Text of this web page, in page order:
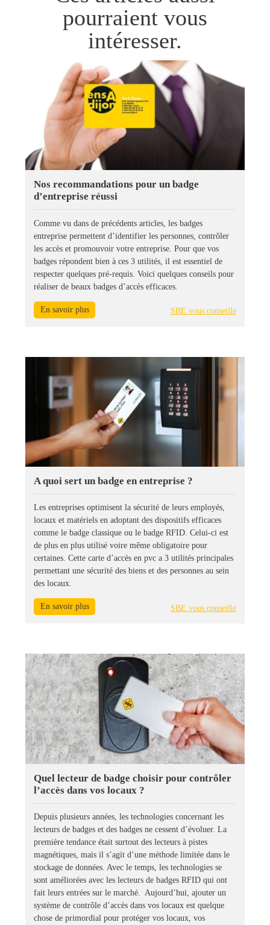
pourraient vous
intéresser.
Nos recommandations pour un badge
d’entreprise réussi
Comme vu dans de précédents articles, les badges
entreprise permettent d’identifier les personnes, contrôler
les accès et promouvoir votre entreprise. Pour que vos
badges répondent bien à ces 3 utilités, il est essentiel de
respecter quelques pré-requis. Voici quelques conseils pour
réaliser de beaux badges d’accès efficaces.
En savoir plus SBE vous conseille
A quoi sert un badge en entreprise ?
Les entreprises optimisent la sécurité de leurs employés,
locaux et matériels en adoptant des dispositifs efficaces
comme le badge classique ou le badge RFID. Celui-ci est
de plus en plus utilisé voire même obligatoire pour
certaines. Cette carte d’accès en pvc a 3 utilités principales
permettant une sécurité des biens et des personnes au sein
des locaux.
En savoir plus SBE vous conseille
Quel lecteur de badge choisir pour contrôler
l’accès dans vos locaux ?
Depuis plusieurs années, les technologies concernant les
lecteurs de badges et des badges ne cessent d’évoluer. La
première tendance était surtout des lecteurs à pistes
magnétiques, mais il s’agit d’une méthode limitée dans le
stockage de données. Avec le temps, les technologies se
sont améliorées avec les lecteurs de badges RFID qui ont
fait leurs entrées sur le marché. Aujourd’hui, ajouter un
système de contrôle d’accès dans vos locaux est quelque
chose de primordial pour protéger vos locaux, vos